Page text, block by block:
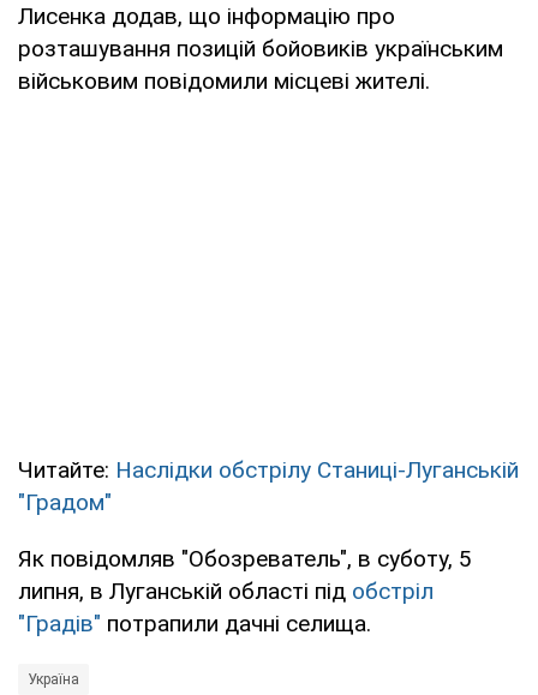
Лисенка додав, що інформацію про
розташування позицій бойовиків українським
військовим повідомили місцеві жителі.
Читайте: Наслідки обстрілу Станиці-Луганській
"Градом"
Як повідомляв "Обозреватель", в суботу, 5
липня, в Луганській області під обстріл
"Градів" потрапили дачні селища.
Україна